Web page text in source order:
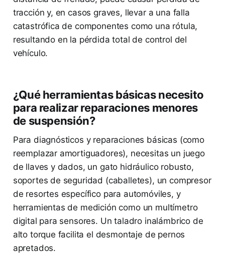
tracción y, en casos graves, llevar a una falla
catastrófica de componentes como una rótula,
resultando en la pérdida total de control del
vehículo.
¿Qué herramientas básicas necesito
para realizar reparaciones menores
de suspensión?
Para diagnósticos y reparaciones básicas (como
reemplazar amortiguadores), necesitas un juego
de llaves y dados, un gato hidráulico robusto,
soportes de seguridad (caballetes), un compresor
de resortes específico para automóviles, y
herramientas de medición como un multímetro
digital para sensores. Un taladro inalámbrico de
alto torque facilita el desmontaje de pernos
apretados.